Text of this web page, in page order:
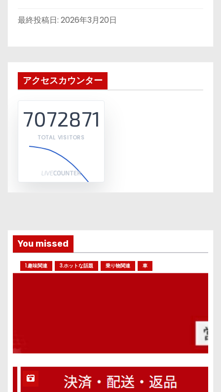
最終投稿日: 2026年3月20日
アクセスカウンター
7072871
TOTAL VISITORS
You missed
1.趣味関連 3.ホットな話題 乗り物関連 車